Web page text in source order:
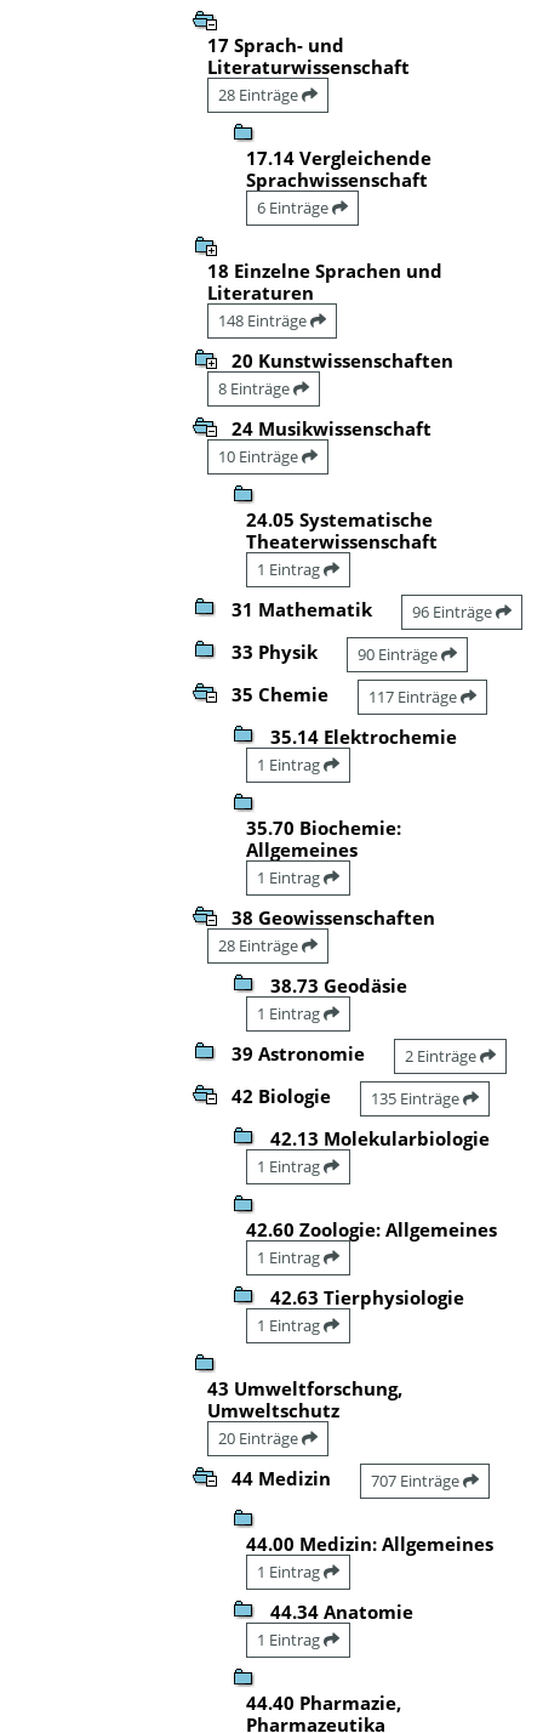
17 Sprach- und
Literaturwissenschaft
28 Einträge
17.14 Vergleichende
Sprachwissenschaft
6 Einträge
18 Einzelne Sprachen und
Literaturen
148 Einträge
20 Kunstwissenschaften
8 Einträge
24 Musikwissenschaft
10 Einträge
24.05 Systematische
Theaterwissenschaft
1 Eintrag
31 Mathematik 96 Einträge
33 Physik 90 Einträge
35 Chemie 117 Einträge
35.14 Elektrochemie
1 Eintrag
35.70 Biochemie:
Allgemeines
1 Eintrag
38 Geowissenschaften
28 Einträge
38.73 Geodäsie
1 Eintrag
39 Astronomie 2 Einträge
42 Biologie 135 Einträge
42.13 Molekularbiologie
1 Eintrag
42.60 Zoologie: Allgemeines
1 Eintrag
42.63 Tierphysiologie
1 Eintrag
43 Umweltforschung,
Umweltschutz
20 Einträge
44 Medizin 707 Einträge
44.00 Medizin: Allgemeines
1 Eintrag
44.34 Anatomie
1 Eintrag
44.40 Pharmazie,
Pharmazeutika